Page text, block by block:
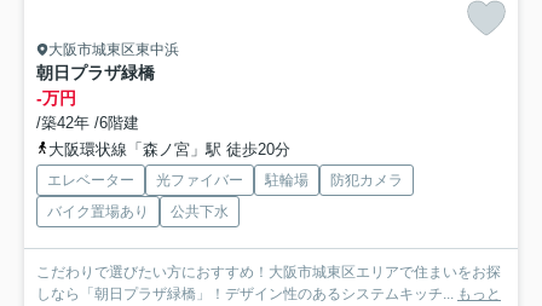
大阪市城東区東中浜
朝日プラザ緑橋
-万円
/築42年 /6階建
大阪環状線「森ノ宮」駅 徒歩20分
エレベーター 光ファイバー 駐輪場
防犯カメラ
バイク置場あり
公共下水
こだわりで選びたい方におすすめ！大阪市城東区エリアで住まいをお探
しなら「朝日プラザ緑橋」！デザイン性のあるシステムキッチ... もっと